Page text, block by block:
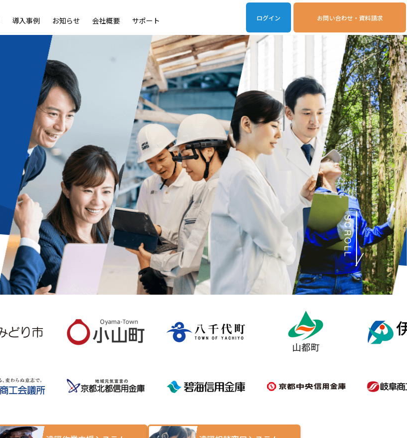
ログイン お問い合わせ・資料請求
LiveOn Chat LiveOn SSO+LiveOn連携アプリ動作環境
導入事例 お知らせ 会社概要 サポート
SCROLL